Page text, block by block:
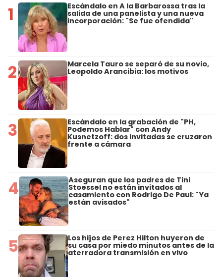
1 Escándalo en A la Barbarossa tras la
salida de una panelista y una nueva
incorporación: "Se fue ofendida"
2 Marcela Tauro se separó de su novio,
Leopoldo Arancibia: los motivos
3 Escándalo en la grabación de "PH,
Podemos Hablar" con Andy
Kusnetzoff: dos invitadas se cruzaron
frente a cámara
4 Aseguran que los padres de Tini
Stoessel no están invitados al
casamiento con Rodrigo De Paul: "Ya
están avisados"
5 Los hijos de Perez Hilton huyeron de
su casa por miedo minutos antes de la
aterradora transmisión en vivo